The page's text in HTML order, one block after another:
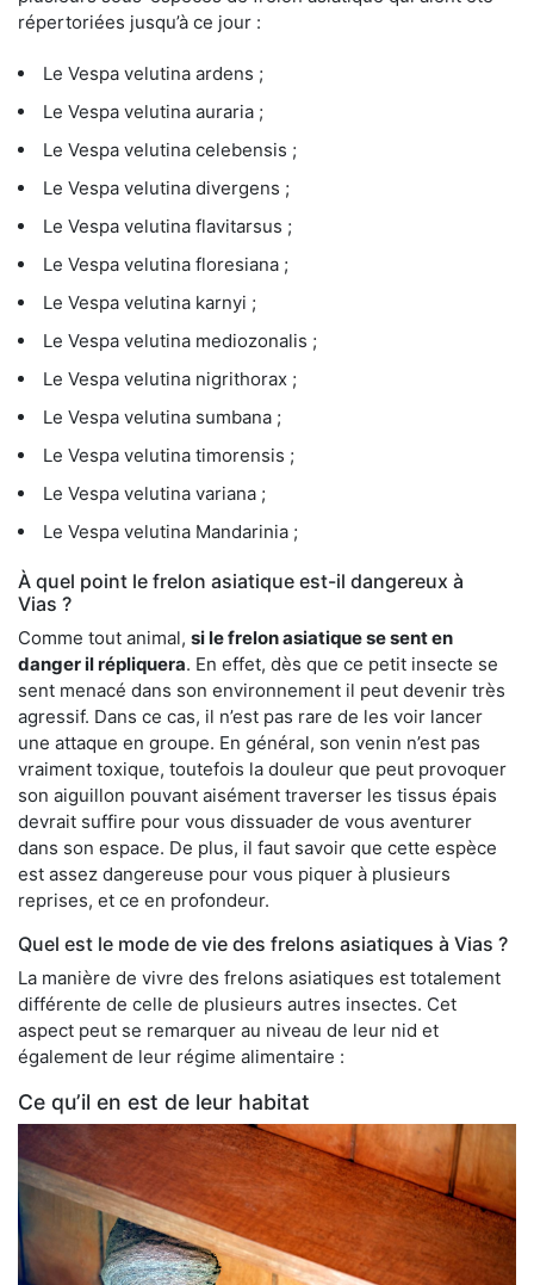
répertoriées jusqu’à ce jour :
Le Vespa velutina ardens ;
Le Vespa velutina auraria ;
Le Vespa velutina celebensis ;
Le Vespa velutina divergens ;
Le Vespa velutina flavitarsus ;
Le Vespa velutina floresiana ;
Le Vespa velutina karnyi ;
Le Vespa velutina mediozonalis ;
Le Vespa velutina nigrithorax ;
Le Vespa velutina sumbana ;
Le Vespa velutina timorensis ;
Le Vespa velutina variana ;
Le Vespa velutina Mandarinia ;
À quel point le frelon asiatique est-il dangereux à
Vias ?
Comme tout animal, si le frelon asiatique se sent en
danger il répliquera. En effet, dès que ce petit insecte se
sent menacé dans son environnement il peut devenir très
agressif. Dans ce cas, il n’est pas rare de les voir lancer
une attaque en groupe. En général, son venin n’est pas
vraiment toxique, toutefois la douleur que peut provoquer
son aiguillon pouvant aisément traverser les tissus épais
devrait suffire pour vous dissuader de vous aventurer
dans son espace. De plus, il faut savoir que cette espèce
est assez dangereuse pour vous piquer à plusieurs
reprises, et ce en profondeur.
Quel est le mode de vie des frelons asiatiques à Vias ?
La manière de vivre des frelons asiatiques est totalement
différente de celle de plusieurs autres insectes. Cet
aspect peut se remarquer au niveau de leur nid et
également de leur régime alimentaire :
Ce qu’il en est de leur habitat